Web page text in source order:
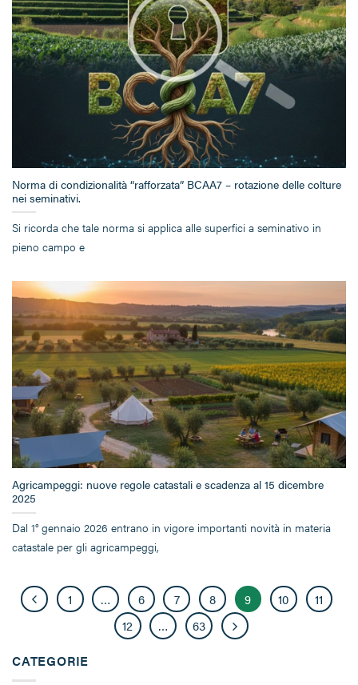
CATEGORIE
Norma di condizionalità “rafforzata” BCAA7 – rotazione delle colture
nei seminativi.
Si ricorda che tale norma si applica alle superfici a seminativo in
pieno campo e
Agricampeggi: nuove regole catastali e scadenza al 15 dicembre
2025
Dal 1° gennaio 2026 entrano in vigore importanti novità in materia
catastale per gli agricampeggi,
1 … 6 7 8 9 10
11
12
… 63